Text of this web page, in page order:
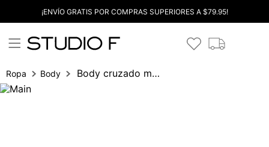
¡ENVÍO GRATIS POR COMPRAS SUPERIORES A $79.95!
Ropa Body Body cruzado manga 3/4